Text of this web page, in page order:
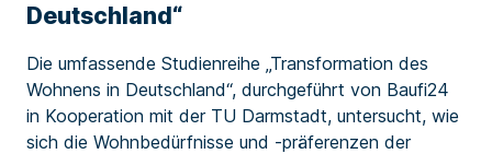
Deutschland“
Die umfassende Studienreihe „Transformation des
Wohnens in Deutschland“, durchgeführt von Baufi24
in Kooperation mit der TU Darmstadt, untersucht, wie
sich die Wohnbedürfnisse und -präferenzen der